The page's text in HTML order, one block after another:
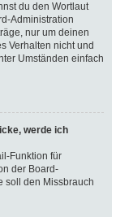
du den Wortlaut
Administration
nur um deinen
Verhalten nicht und
Umständen einfach
werde ich
Funktion für
der Board-
soll den Missbrauch